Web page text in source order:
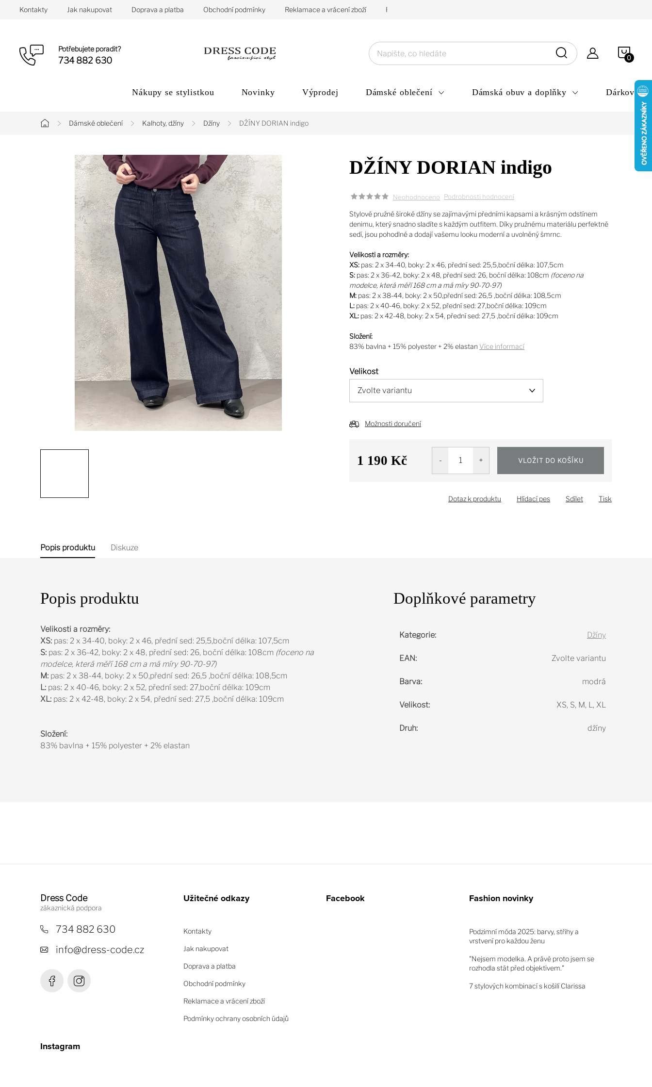
Potřebujete poradit?
734 882 630
Kontakty Jak nakupovat Doprava a platba Obchodní podmínky Reklamace a vrácení zboží Podmínky ochrany osobních údajů
Nákupy se stylistkou Novinky Výprodej Dámské oblečení Dámská obuv a doplňky Dárkové
Domů
Dámské oblečení Kalhoty, džíny Džíny DŽÍNY DORIAN indigo
DŽÍNY DORIAN indigo
Neohodnoceno Podrobnosti hodnocení
Stylové pružné široké džíny se zajímavými předními kapsami a krásným odstínem
denimu, který snadno sladíte s každým outfitem. Díky pružnému materiálu perfektně
sedí, jsou pohodlné a dodají vašemu looku moderní a uvolněný šmrnc.
Velikosti a rozměry:
XS: pas: 2 x 34-40, boky: 2 x 46, přední sed: 25,5,boční délka: 107,5cm
S: pas: 2 x 36-42, boky: 2 x 48, přední sed: 26, boční délka: 108cm (foceno na
modelce, která měří 168 cm a má míry 90-70-97)
M: pas: 2 x 38-44, boky: 2 x 50,přední sed: 26,5 ,boční délka: 108,5cm
L: pas: 2 x 40-46, boky: 2 x 52, přední sed: 27,boční délka: 109cm
XL: pas: 2 x 42-48, boky: 2 x 54, přední sed: 27,5 ,boční délka: 109cm
Složení:
83% bavlna + 15% polyester + 2% elastan Více informací
Velikost
Možnosti doručení
1 190 Kč VLOŽIT DO KOŠÍKU
Tisk
Dotaz k produktu Hlídací pes Sdílet
Popis produktu Diskuze
Popis produktu
Velikosti a rozměry:
XS: pas: 2 x 34-40, boky: 2 x 46, přední sed: 25,5,boční délka: 107,5cm
S: pas: 2 x 36-42, boky: 2 x 48, přední sed: 26, boční délka: 108cm (foceno na
modelce, která měří 168 cm a má míry 90-70-97)
M: pas: 2 x 38-44, boky: 2 x 50,přední sed: 26,5 ,boční délka: 108,5cm
L: pas: 2 x 40-46, boky: 2 x 52, přední sed: 27,boční délka: 109cm
XL: pas: 2 x 42-48, boky: 2 x 54, přední sed: 27,5 ,boční délka: 109cm
Složení:
83% bavlna + 15% polyester + 2% elastan
Doplňkové parametry
Kategorie: Džíny
EAN: Zvolte variantu
Barva: modrá
Velikost: XS, S, M, L, XL
Druh: džíny
Dress Code
734 882 630
info@dress-code.cz
Užitečné odkazy
Kontakty
Jak nakupovat
Doprava a platba
Obchodní podmínky
Reklamace a vrácení zboží
Podmínky ochrany osobních údajů
Facebook Fashion novinky
Podzimní móda 2025: barvy, střihy a
vrstvení pro každou ženu
"Nejsem modelka. A právě proto jsem se
rozhodla stát před objektivem."
7 stylových kombinací s košilí Clarissa
Instagram